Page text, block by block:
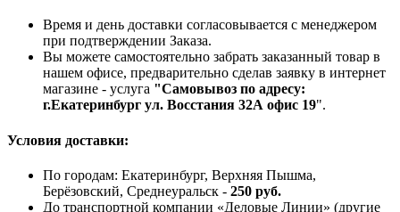
Время и день доставки согласовывается с менеджером
при подтверждении Заказа.
Вы можете самостоятельно забрать заказанный товар в
нашем офисе, предварительно сделав заявку в интернет
магазине - услуга "Самовывоз по адресу:
г.Екатеринбург ул. Восстания 32А офис 19".
Условия доставки:
По городам: Екатеринбург, Верхняя Пышма,
Берёзовский, Среднеуральск - 250 руб.
До транспортной компании «Деловые Линии» (другие